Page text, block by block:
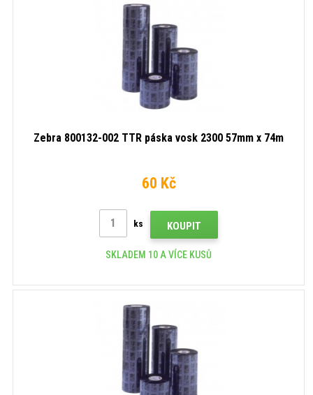
Zebra 800132-002 TTR páska vosk 2300 57mm x 74m
60 Kč
ks KOUPIT
SKLADEM 10 A VÍCE KUSŮ